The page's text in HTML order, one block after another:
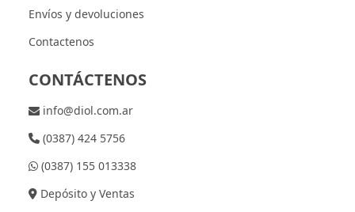
Envíos y devoluciones
Contactenos
CONTÁCTENOS
info@diol.com.ar
(0387) 424 5756
(0387) 155 013338
Depósito y Ventas